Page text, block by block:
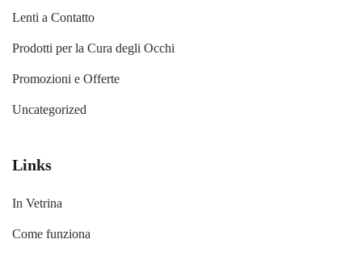
Lenti a Contatto
Prodotti per la Cura degli Occhi
Promozioni e Offerte
Uncategorized
Links
In Vetrina
Come funziona